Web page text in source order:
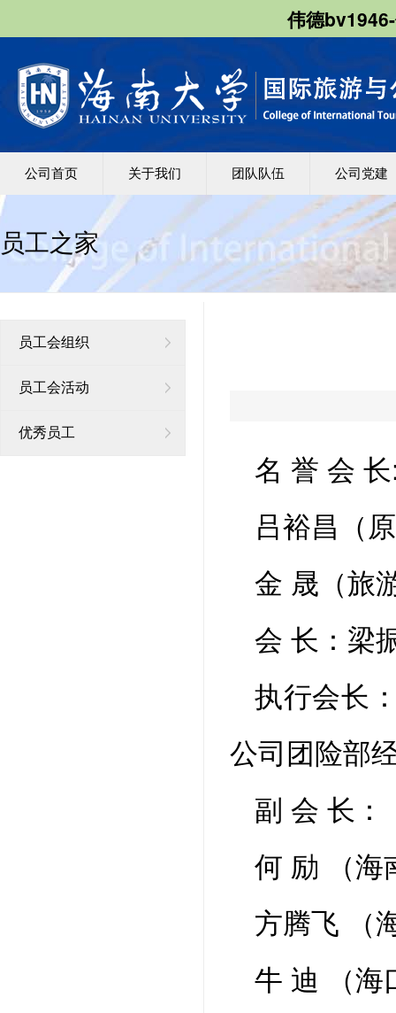
伟德
公司首页 关于我们 团队队伍 公司党建
员工之家
员工会组织
员工会活动
优秀员工
名 誉 会
吕裕昌（
金 晟（旅
会 长：梁
执行会长
公司团险部
副 会 长：
何 励 （海
方腾飞 （
牛 迪 （海